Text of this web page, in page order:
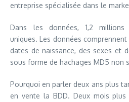
entreprise spécialisée dans le
Dans les données, 1,2 millions
uniques. Les données
dates de naissance, des sexes et
sous forme de hachages MD5 non
Pourquoi en parler deux ans plus
en vente la BDD. Deux mois